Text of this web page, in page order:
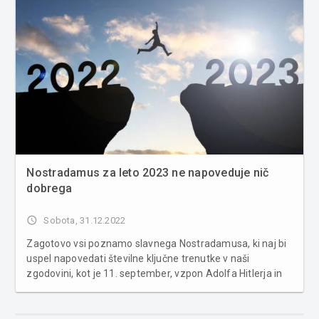
Nostradamus za leto 2023 ne napoveduje nič
dobrega
access_time Sobota, 31.12.2022
Zagotovo vsi poznamo slavnega Nostradamusa, ki naj bi
uspel napovedati številne ključne trenutke v naši
zgodovini, kot je 11. september, vzpon Adolfa Hitlerja in